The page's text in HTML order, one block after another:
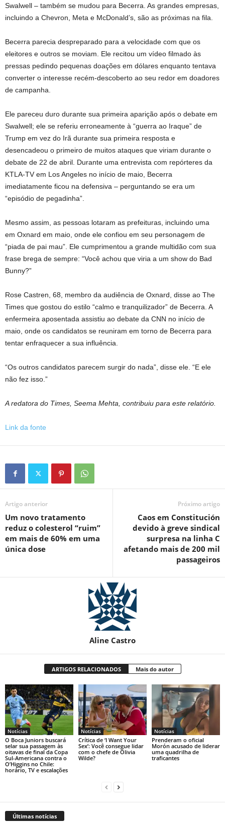
Swalwell – também se mudou para Becerra. As grandes empresas,
incluindo a Chevron, Meta e McDonald’s, são as próximas na fila.
Becerra parecia despreparado para a velocidade com que os
eleitores e outros se moviam. Ele recitou um vídeo filmado às
pressas pedindo pequenas doações em dólares enquanto tentava
converter o interesse recém-descoberto ao seu redor em doadores
de campanha.
Ele pareceu duro durante sua primeira aparição após o debate em
Swalwell; ele se referiu erroneamente à “guerra ao Iraque” de
Trump em vez do Irã durante sua primeira resposta e
desencadeou o primeiro de muitos ataques que viriam durante o
debate de 22 de abril. Durante uma entrevista com repórteres da
KTLA-TV em Los Angeles no início de maio, Becerra
imediatamente ficou na defensiva – perguntando se era um
“episódio de pegadinha”.
Mesmo assim, as pessoas lotaram as prefeituras, incluindo uma
em Oxnard em maio, onde ele confiou em seu personagem de
“piada de pai mau”. Ele cumprimentou a grande multidão com sua
frase brega de sempre: “Você achou que viria a um show do Bad
Bunny?”
Rose Castren, 68, membro da audiência de Oxnard, disse ao The
Times que gostou do estilo “calmo e tranquilizador” de Becerra. A
enfermeira aposentada assistiu ao debate da CNN no início de
maio, onde os candidatos se reuniram em torno de Becerra para
tentar enfraquecer a sua influência.
“Os outros candidatos parecem surgir do nada”, disse ele. “E ele
não fez isso.”
A redatora do Times, Seema Mehta, contribuiu para este relatório.
Link da fonte
Artigo anterior
Um novo tratamento
reduz o colesterol “ruim”
em mais de 60% em uma
única dose
Próximo artigo
Caos em Constitución
devido à greve sindical
surpresa na linha C
afetando mais de 200 mil
passageiros
Aline Castro
ARTIGOS RELACIONADOS Mais do autor
Notícias
O Boca Juniors buscará
selar sua passagem às
oitavas de final da Copa
Sul-Americana contra o
O’Higgins no Chile:
horário, TV e escalações
Notícias
Crítica de ‘I Want Your
Sex’: Você consegue lidar
com o chefe de Olivia
Wilde?
Notícias
Prenderam o oficial
Morón acusado de liderar
uma quadrilha de
traficantes
Últimas notícias